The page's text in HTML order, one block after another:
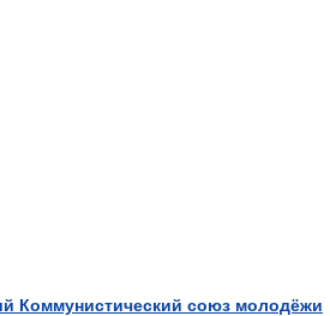
Коммунистический союз молодёжи